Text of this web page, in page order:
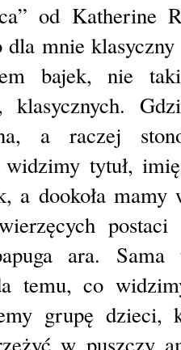
od Katherine
mnie klasyczny
bajek, nie
klasycznych.
a raczej
widzimy tytuł,
a dookoła
ara.
temu, co
grupę dzieci,